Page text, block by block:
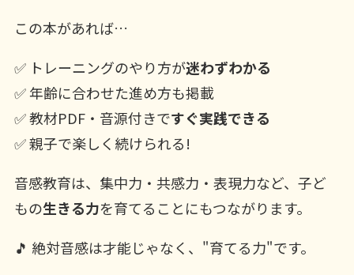
この本があれば…
✅ トレーニングのやり方が迷わずわかる
✅ 年齢に合わせた進め方も掲載
✅ 教材PDF・音源付きですぐ実践できる
✅ 親子で楽しく続けられる!
音感教育は、集中力・共感力・表現力など、子ど
もの生きる力を育てることにもつながります。
🎵 絶対音感は才能じゃなく、"育てる力"です。